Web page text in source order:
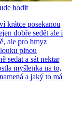
hodit
krátce posekanou
dobře sedět ale i
ale pro hmyz
plnou
sedat a sát nektar
myšlenka na to,
a jaký to má